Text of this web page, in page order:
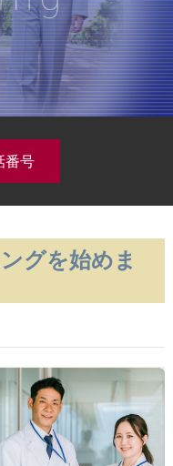
公開中！
ー
番号
グを始めま